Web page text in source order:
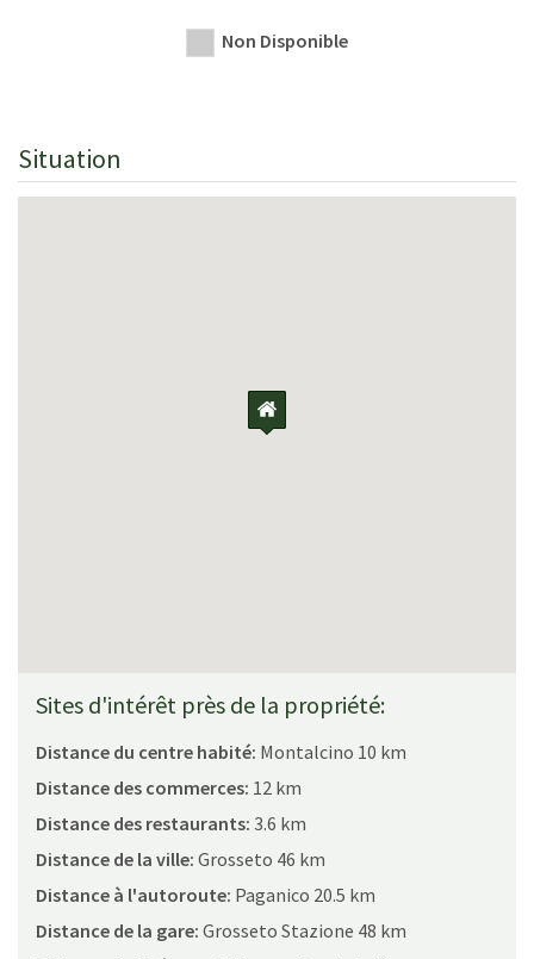
Non Disponible
Situation
Sites d'intérêt près de la propriété:
Distance du centre habité: Montalcino 10 km
Distance des commerces: 12 km
Distance des restaurants: 3.6 km
Distance de la ville: Grosseto 46 km
Distance à l'autoroute: Paganico 20.5 km
Distance de la gare: Grosseto Stazione 48 km